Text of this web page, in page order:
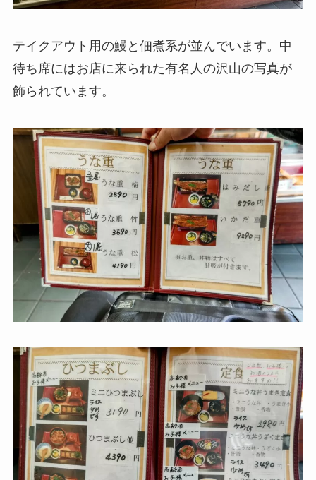
テイクアウト用の鰻と佃煮系が並んでいます。中
待ち席にはお店に来られた有名人の沢山の写真が
飾られています。